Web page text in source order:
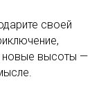
своей
новые высоты —